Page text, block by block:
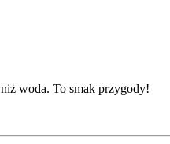
woda. To smak przygody!